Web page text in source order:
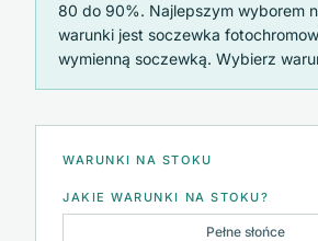
80 do 90%. Najlepszym wyborem
warunki jest soczewka
wymienną soczewką. Wybierz
WARUNKI NA STOKU
JAKIE WARUNKI NA STOKU?
Pełne słońce